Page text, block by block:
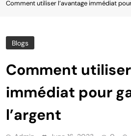
Comment utiliser l’avantage immédiat
Blogs
Comment
immédiat pour
l’argent